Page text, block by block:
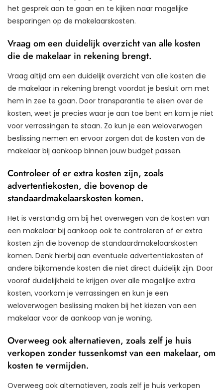
het gesprek aan te gaan en te kijken naar mogelijke
besparingen op de makelaarskosten.
Vraag om een duidelijk overzicht van alle kosten
die de makelaar in rekening brengt.
Vraag altijd om een duidelijk overzicht van alle kosten die
de makelaar in rekening brengt voordat je besluit om met
hem in zee te gaan. Door transparantie te eisen over de
kosten, weet je precies waar je aan toe bent en kom je niet
voor verrassingen te staan. Zo kun je een weloverwogen
beslissing nemen en ervoor zorgen dat de kosten van de
makelaar bij aankoop binnen jouw budget passen.
Controleer of er extra kosten zijn, zoals
advertentiekosten, die bovenop de
standaardmakelaarskosten komen.
Het is verstandig om bij het overwegen van de kosten van
een makelaar bij aankoop ook te controleren of er extra
kosten zijn die bovenop de standaardmakelaarskosten
komen. Denk hierbij aan eventuele advertentiekosten of
andere bijkomende kosten die niet direct duidelijk zijn. Door
vooraf duidelijkheid te krijgen over alle mogelijke extra
kosten, voorkom je verrassingen en kun je een
weloverwogen beslissing maken bij het kiezen van een
makelaar voor de aankoop van je woning.
Overweeg ook alternatieven, zoals zelf je huis
verkopen zonder tussenkomst van een makelaar, om
kosten te vermijden.
Overweeg ook alternatieven, zoals zelf je huis verkopen